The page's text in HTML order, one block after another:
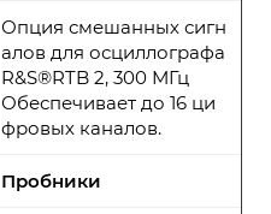
Опция смешанных сигн
алов для осциллографа
R&S®RTB 2, 300 МГц
Обеспечивает до 16 ци
фровых каналов.
Пробники